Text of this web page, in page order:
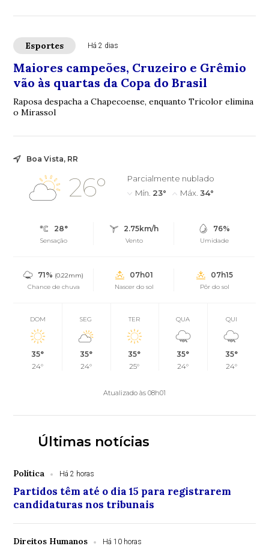
Esportes Há 2 dias
Maiores campeões, Cruzeiro e Grêmio
vão às quartas da Copa do Brasil
Raposa despacha a Chapecoense, enquanto Tricolor elimina
o Mirassol
Boa Vista, RR
26°
Parcialmente nublado
Mín. 23° Máx. 34°
28°
Sensação
2.75km/h
Vento
76%
Umidade
71% (0.22mm)
Chance de chuva
07h01
Nascer do sol
07h15
Pôr do sol
DOM
35°
24°
SEG
35°
24°
TER
35°
25°
QUA
35°
24°
QUI
35°
24°
Atualizado às 08h01
Últimas notícias
Política Há 2 horas
Partidos têm até o dia 15 para registrarem
candidaturas nos tribunais
Direitos Humanos Há 10 horas